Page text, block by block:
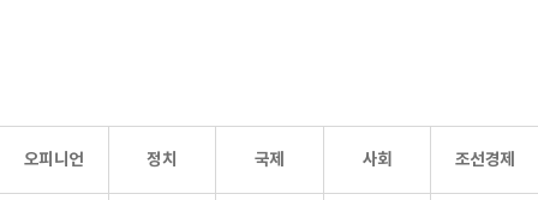
오피니언 정치 국제 사회 조선경제